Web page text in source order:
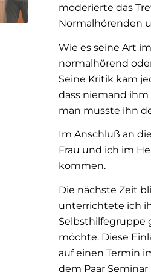
moderierte das
Normalhörenden
Wie es seine Art
normalhörend
Seine Kritik kam
dass niemand
man musste ihn
Im Anschluß an
Frau und ich im
kommen.
Die nächste Zeit
unterrichtete ich
Selbsthilfegruppe
möchte. Diese
auf einen Termin
dem Paar